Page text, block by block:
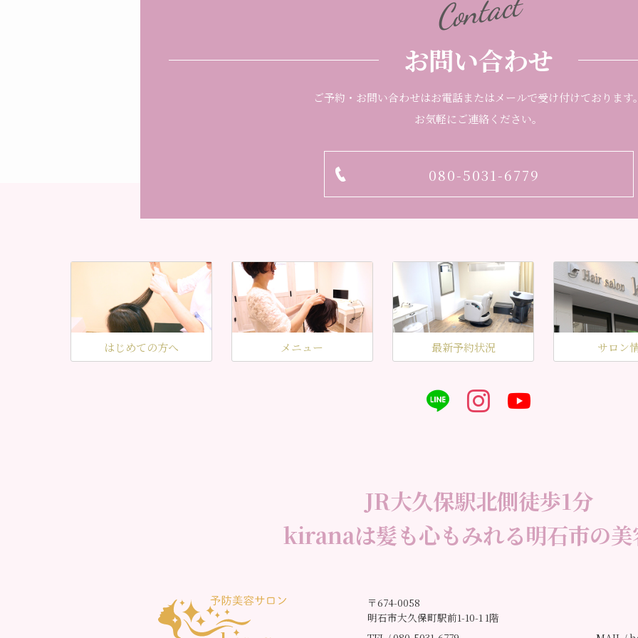
Contact
お問い合わせ
ご予約・お問い合わせはお電話またはメールで受け付けております
お気軽にご連絡ください。
080-5031-6779
はじめての方へ メニュー 最新予約状況 サロン
JR大久保駅北側徒歩1分
kiranaは髪も心もみれる明石市の美
〒674-0058
明石市大久保町駅前1-10-1 1階